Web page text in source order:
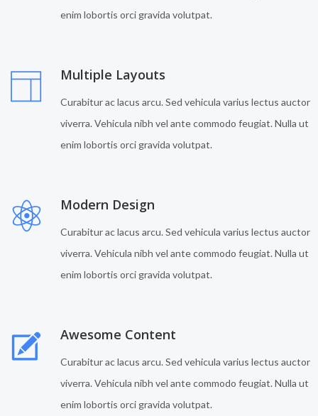
enim lobortis orci gravida volutpat.
Multiple Layouts
Curabitur ac lacus arcu. Sed vehicula varius lectus auctor
viverra. Vehicula nibh vel ante commodo feugiat. Nulla ut
enim lobortis orci gravida volutpat.
Modern Design
Curabitur ac lacus arcu. Sed vehicula varius lectus auctor
viverra. Vehicula nibh vel ante commodo feugiat. Nulla ut
enim lobortis orci gravida volutpat.
Awesome Content
Curabitur ac lacus arcu. Sed vehicula varius lectus auctor
viverra. Vehicula nibh vel ante commodo feugiat. Nulla ut
enim lobortis orci gravida volutpat.